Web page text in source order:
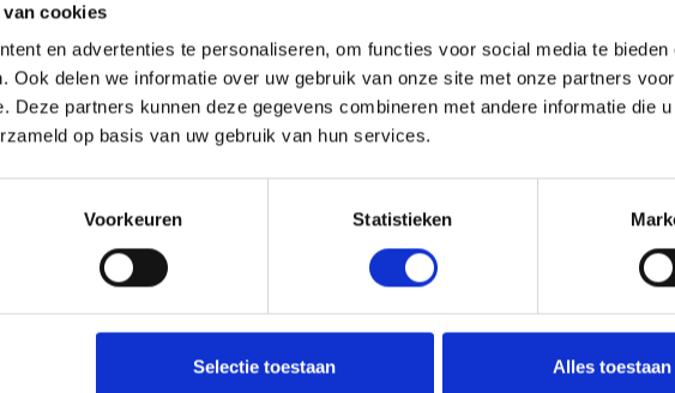
cookies
en advertenties te personaliseren, om functies voor social media te bieden
Ook delen we informatie over uw gebruik van onze site met onze partners
Deze partners kunnen deze gegevens combineren met andere informatie die
op basis van uw gebruik van hun services.
Voorkeuren Statistieken
Selectie toestaan Alles toestaan
vloerzeil op maat!
vloerzeilen die perfect zijn voor evenementen, beurzen, winkels of andere
indruk en trek je de aandacht van bezoekers.
of boodschap komt tot leven met onze hoogwaardige printtechnieken.
materialen die bestand zijn tegen intensief gebruik.
in winkels, beursstands, evenementenlocaties of showrooms.
te plaatsen en te verwijderen.